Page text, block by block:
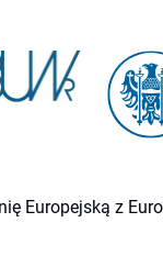
Europejską z